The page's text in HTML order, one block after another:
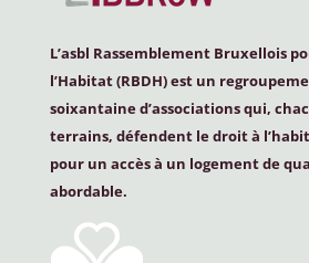
L’asbl Rassemblement Bruxellois
l’Habitat (RBDH) est un
soixantaine d’associations qui,
terrains, défendent le droit à
pour un accès à un logement de
abordable.